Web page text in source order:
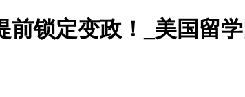
前锁定变政！_美国留